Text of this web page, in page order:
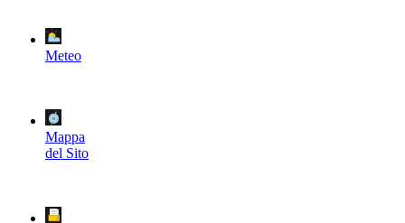
Meteo
Mappa
del Sito